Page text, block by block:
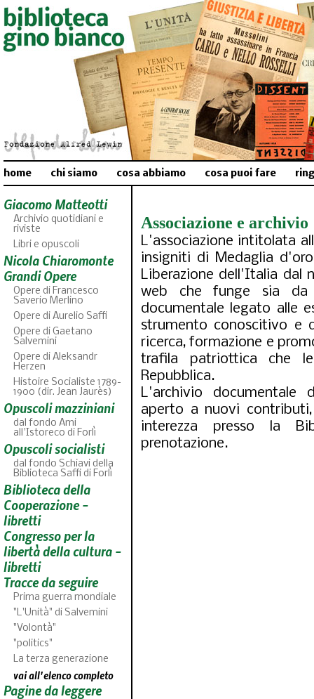
home chi siamo cosa abbiamo cosa puoi fare
Giacomo Matteotti
Archivio quotidiani e
riviste
Libri e opuscoli
Nicola Chiaromonte
Grandi Opere
Opere di Francesco
Saverio Merlino
Opere di Aurelio Saffi
Opere di Gaetano
Salvemini
Opere di Aleksandr
Herzen
Histoire Socialiste 1789-
1900 (dir. Jean Jaurès)
Opuscoli mazziniani
dal fondo Ami
all'Istoreco di Forlì
Opuscoli socialisti
dal fondo Schiavi della
Biblioteca Saffi di Forlì
Biblioteca della
Cooperazione -
libretti
Congresso per la
libertà della cultura -
libretti
Tracce da seguire
Prima guerra mondiale
"L'Unità" di Salvemini
"Volontà"
"politics"
La terza generazione
vai all'elenco completo
Pagine da leggere
Associazione e
L'associazione intitolata
insigniti di Medaglia
Liberazione dell'Italia dal
web che funge sia da
documentale legato alle
strumento conoscitivo e
ricerca, formazione e
trafila patriottica che
Repubblica.
L'archivio documentale
aperto a nuovi
interezza presso la
prenotazione.